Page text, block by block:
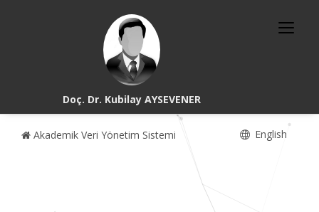
Doç. Dr. Kubilay AYSEVENER
Akademik Veri Yönetim Sistemi English